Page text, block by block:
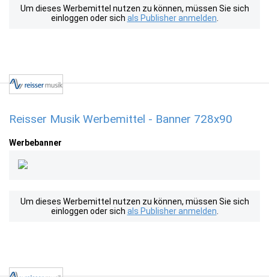
Um dieses Werbemittel nutzen zu können, müssen Sie sich
einloggen oder sich als Publisher anmelden
Reisser Musik Werbemittel - Banner 728x90
Werbebanner
Um dieses Werbemittel nutzen zu können, müssen Sie sich
einloggen oder sich als Publisher anmelden